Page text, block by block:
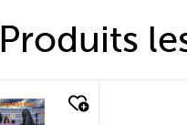
Produits